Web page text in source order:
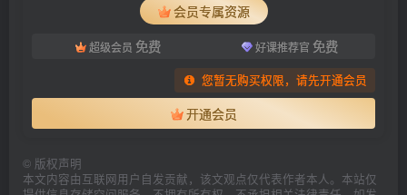
会员专属资源
超级会员 免费 好课推荐官 免费
您暂无购买权限，请先开通会员
开通会员
© 版权声明
本文内容由互联网用户自发贡献，该文观点仅代表作者本人。本站仅